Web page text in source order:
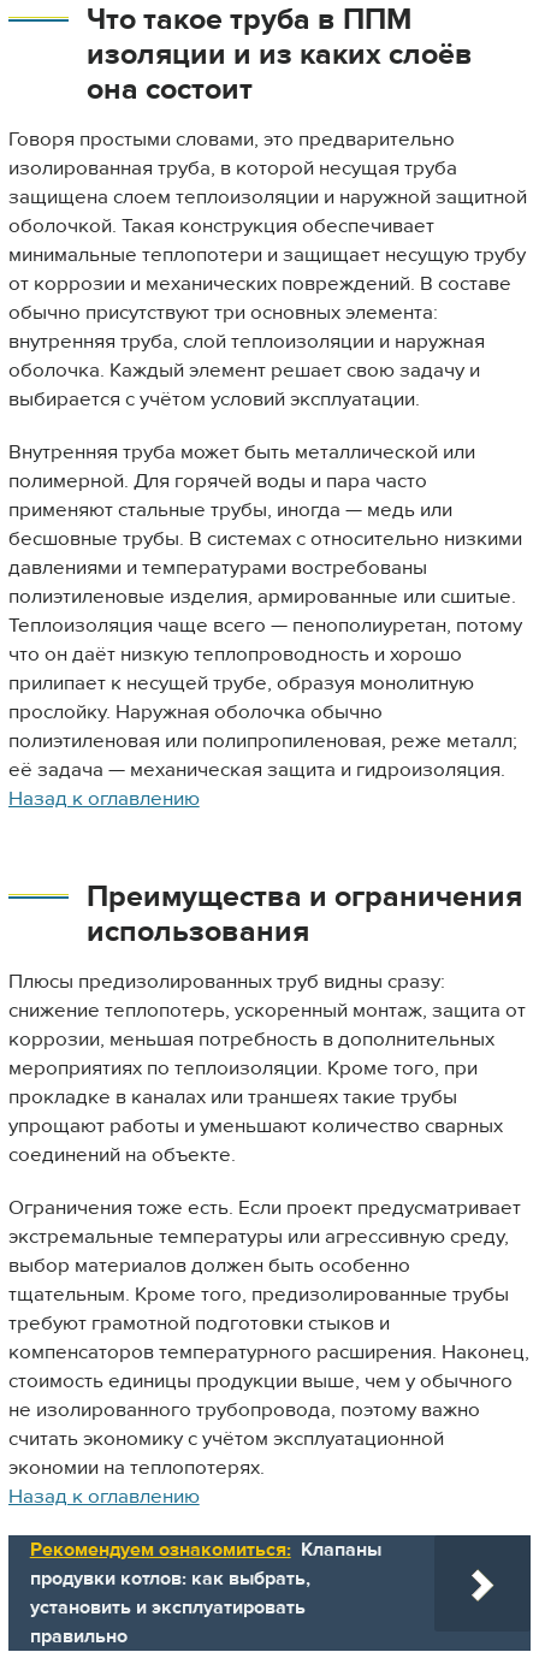
Что такое труба в ППМ
изоляции и из каких слоёв
она состоит
Говоря простыми словами, это предварительно
изолированная труба, в которой несущая труба
защищена слоем теплоизоляции и наружной защитной
оболочкой. Такая конструкция обеспечивает
минимальные теплопотери и защищает несущую трубу
от коррозии и механических повреждений. В составе
обычно присутствуют три основных элемента:
внутренняя труба, слой теплоизоляции и наружная
оболочка. Каждый элемент решает свою задачу и
выбирается с учётом условий эксплуатации.
Внутренняя труба может быть металлической или
полимерной. Для горячей воды и пара часто
применяют стальные трубы, иногда — медь или
бесшовные трубы. В системах с относительно низкими
давлениями и температурами востребованы
полиэтиленовые изделия, армированные или сшитые.
Теплоизоляция чаще всего — пенополиуретан, потому
что он даёт низкую теплопроводность и хорошо
прилипает к несущей трубе, образуя монолитную
прослойку. Наружная оболочка обычно
полиэтиленовая или полипропиленовая, реже металл;
её задача — механическая защита и гидроизоляция.
Назад к оглавлению
Преимущества и ограничения
использования
Плюсы предизолированных труб видны сразу:
снижение теплопотерь, ускоренный монтаж, защита от
коррозии, меньшая потребность в дополнительных
мероприятиях по теплоизоляции. Кроме того, при
прокладке в каналах или траншеях такие трубы
упрощают работы и уменьшают количество сварных
соединений на объекте.
Ограничения тоже есть. Если проект предусматривает
экстремальные температуры или агрессивную среду,
выбор материалов должен быть особенно
тщательным. Кроме того, предизолированные трубы
требуют грамотной подготовки стыков и
компенсаторов температурного расширения. Наконец,
стоимость единицы продукции выше, чем у обычного
не изолированного трубопровода, поэтому важно
считать экономику с учётом эксплуатационной
экономии на теплопотерях.
Назад к оглавлению
Рекомендуем ознакомиться: Клапаны
продувки котлов: как выбрать,
установить и эксплуатировать
правильно